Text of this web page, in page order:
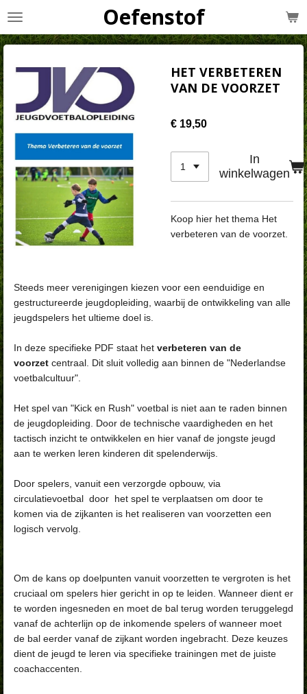
Ga
naar
hoofdinhoud
Oefenstof
HET VERBETEREN
VAN DE VOORZET
€ 19,50
In
winkelwagen
Koop hier het thema Het
verbeteren van de voorzet.
Steeds meer verenigingen kiezen voor een eenduidige en
gestructureerde jeugdopleiding, waarbij de ontwikkeling van alle
jeugdspelers het ultieme doel is.
In deze specifieke PDF staat het verbeteren van de
voorzet centraal. Dit sluit volledig aan binnen de "Nederlandse
voetbalcultuur".
Het spel van "Kick en Rush" voetbal is niet aan te raden binnen
de jeugdopleiding. Door de technische vaardigheden en het
tactisch inzicht te ontwikkelen en hier vanaf de jongste jeugd
aan te werken leren kinderen dit spelenderwijs.
Door spelers, vanuit een verzorgde opbouw, via
circulatievoetbal door het spel te verplaatsen om door te
komen via de zijkanten is het realiseren van voorzetten een
logisch vervolg.
Om de kans op doelpunten vanuit voorzetten te vergroten is het
cruciaal om spelers hier gericht in op te leiden. Wanneer dient er
te worden ingesneden en moet de bal terug worden teruggelegd
vanaf de achterlijn op de inkomende spelers of wanneer moet
de bal eerder vanaf de zijkant worden ingebracht. Deze keuzes
dient de jeugd te leren via specifieke trainingen met de juiste
coachaccenten.